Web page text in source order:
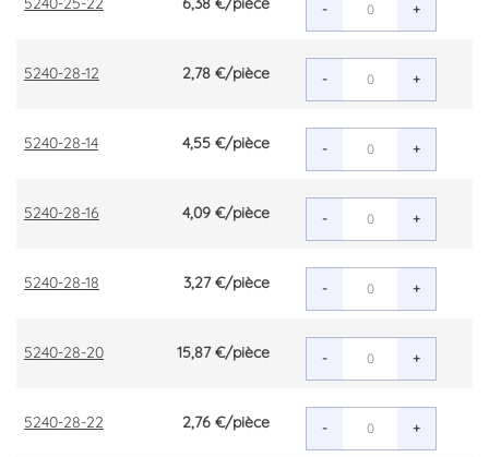
- +
5240-28-12 2,78 €/pièce - +
5240-28-14 4,55 €/pièce - +
5240-28-16 4,09 €/pièce - +
5240-28-18 3,27 €/pièce - +
5240-28-20 15,87 €/pièce - +
5240-28-22 2,76 €/pièce - +